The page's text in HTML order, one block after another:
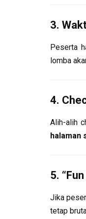
3.
Peserta
lomba
4.
Alih-alih
halaman
5.
Jika
tetap